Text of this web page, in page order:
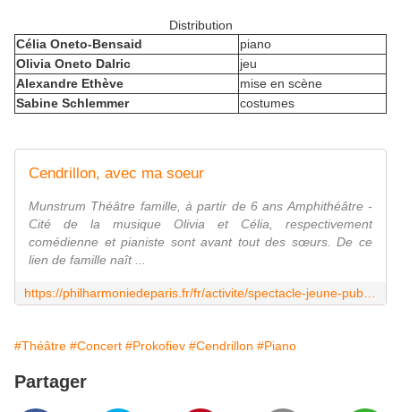
Distribution
Célia Oneto-Bensaid
piano
Olivia Oneto Dalric
jeu
Alexandre Ethève
mise en scène
Sabine Schlemmer
costumes
Cendrillon, avec ma soeur
Munstrum Théâtre famille, à partir de 6 ans Amphithéâtre -
Cité de la musique Olivia et Célia, respectivement
comédienne et pianiste sont avant tout des sœurs. De ce
lien de famille naît ...
#Théâtre #Concert #Prokofiev #Cendrillon #Piano
Partager